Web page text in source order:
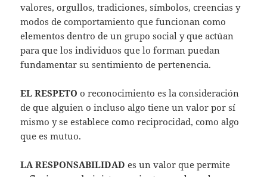
valores, orgullos, tradiciones, símbolos, creencias y
modos de comportamiento que funcionan como
elementos dentro de un grupo social y que actúan
para que los individuos que lo forman puedan
fundamentar su sentimiento de pertenencia.
EL RESPETO o reconocimiento es la consideración
de que alguien o incluso algo tiene un valor por sí
mismo y se establece como reciprocidad, como algo
que es mutuo.
LA RESPONSABILIDAD es un valor que permite